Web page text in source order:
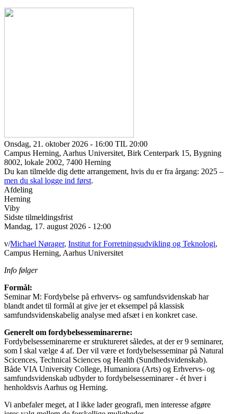
Onsdag, 21. oktober 2026 - 16:00 TIL 20:00
Campus Herning, Aarhus Universitet, Birk Centerpark 15, Bygning
8002, lokale 2002, 7400 Herning
Du kan tilmelde dig dette arrangement, hvis du er fra årgang: 2025 –
men du skal logge ind først.
Afdeling
Herning
Viby
Sidste tilmeldingsfrist
Mandag, 17. august 2026 - 12:00
v/Michael Nørager, Institut for Forretningsudvikling og Teknologi,
Campus Herning, Aarhus Universitet
Info følger
Formål:
Seminar M: Fordybelse på erhvervs- og samfundsvidenskab har
blandt andet til formål at give jer et eksempel på klassisk
samfundsvidenskabelig analyse med afsæt i en konkret case.
Generelt om fordybelsesseminarerne:
Fordybelsesseminarerne er struktureret således, at der er 9 seminarer,
som I skal vælge 4 af. Der vil være et fordybelsesseminar på Natural
Scicences, Technical Sciences og Health (Sundhedsvidenskab).
Både VIA University College, Humaniora (Arts) og Erhvervs- og
samfundsvidenskab udbyder to fordybelsesseminarer - ét hver i
henholdsvis Aarhus og Herning.
Vi anbefaler meget, at I ikke lader geografi, men interesse afgøre